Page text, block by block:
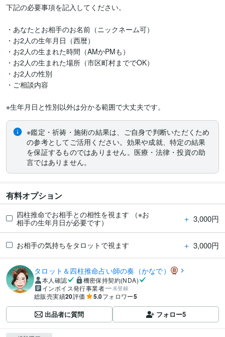
下記の必要事項を記入してください。
・あなたとお相手のお名前（ニックネーム可）
・お2人の生年月日（西暦）
・お2人の生まれた時間（AMかPMも）
・お2人の生まれた場所（市区町村まででOK）
・お2人の性別
・ご相談内容
※生年月日と性別以外は分かる範囲で大丈夫です。
※鑑定・祈祷・施術の結果は、ご自身で判断いただくため
の参考としてご活用ください。効果や成就、特定の結果
を保証するものではありません。医療・法律・投資の助
言ではありません。
有料オプション
四柱推命でお相手との相性を視ます （※お
相手の生年月日が必要です）
＋ 3,000円
お相手の気持ちをタロットで視ます ＋ 3,000円
タロット＆四柱推命占い師の奏（かなで）
本人確認
機密保持契約(NDA)
インボイス発行事業者
未登録
総販売実績20評価 5.0フォロワー5
出品者に質問 フォロー5